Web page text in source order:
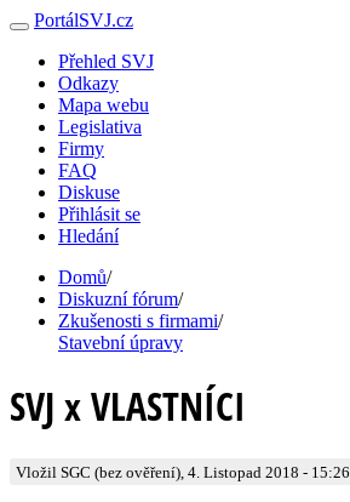
PortálSVJ.cz
Přehled SVJ
Odkazy
Mapa webu
Legislativa
Firmy
FAQ
Diskuse
Přihlásit se
Hledání
Domů/
Diskuzní fórum/
Zkušenosti s firmami/
Stavební úpravy
SVJ x VLASTNÍCI
Vložil SGC (bez ověření), 4. Listopad 2018 - 15:26